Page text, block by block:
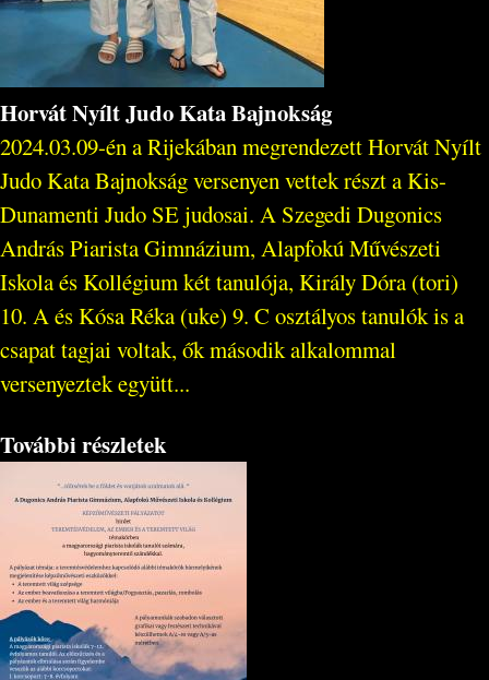
Horvát Nyílt Judo Kata Bajnokság
2024.03.09-én a Rijekában megrendezett Horvát Nyílt
Judo Kata Bajnokság versenyen vettek részt a Kis-
Dunamenti Judo SE judosai. A Szegedi Dugonics
András Piarista Gimnázium, Alapfokú Művészeti
Iskola és Kollégium két tanulója, Király Dóra (tori)
10. A és Kósa Réka (uke) 9. C osztályos tanulók is a
csapat tagjai voltak, ők második alkalommal
versenyeztek együtt...
További részletek